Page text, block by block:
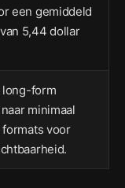
een gemiddeld
5,44 dollar
long-form
minimaal
voor